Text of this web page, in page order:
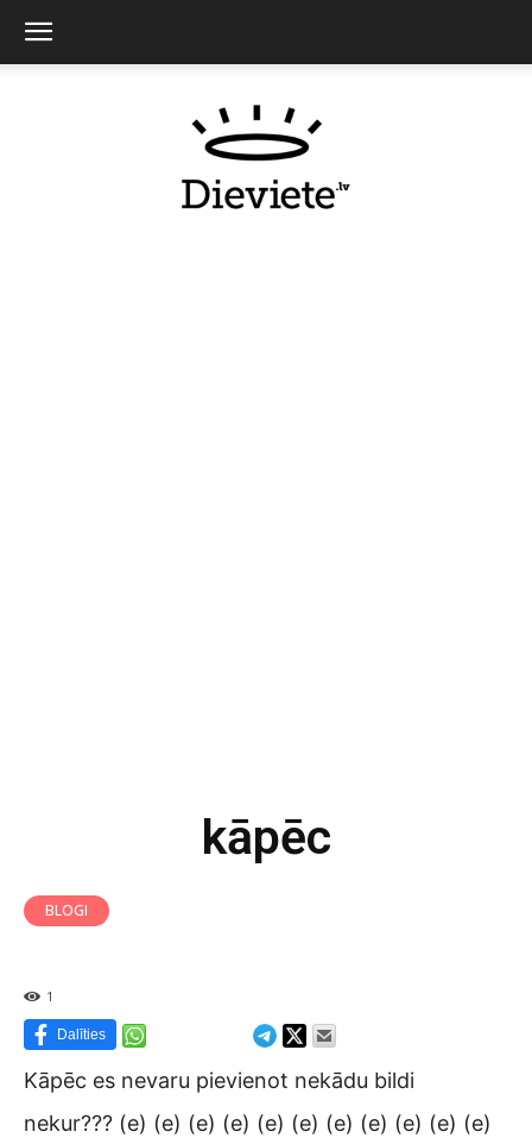
kāpēc
BLOGI
1
Dalīties
Kāpēc es nevaru pievienot nekādu bildi
nekur??? (e) (e) (e) (e) (e) (e) (e) (e) (e) (e) (e)